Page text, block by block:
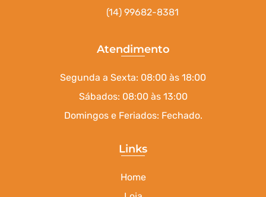
(14) 99682-8381
Atendimento
Segunda a Sexta: 08:00 às 18:00
Sábados: 08:00 às 13:00
Domingos e Feriados: Fechado.
Links
Home